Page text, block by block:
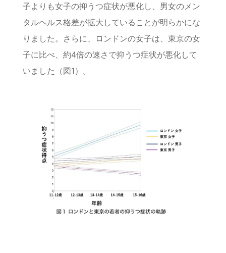
子よりも女子の抑うつ症状が悪化し、男女のメン
タルヘルス格差が拡大していることが明らかにな
りました。さらに、ロンドンの女子は、東京の女
子に比べ、約4倍の速さで抑うつ症状が悪化して
いました（図1）。